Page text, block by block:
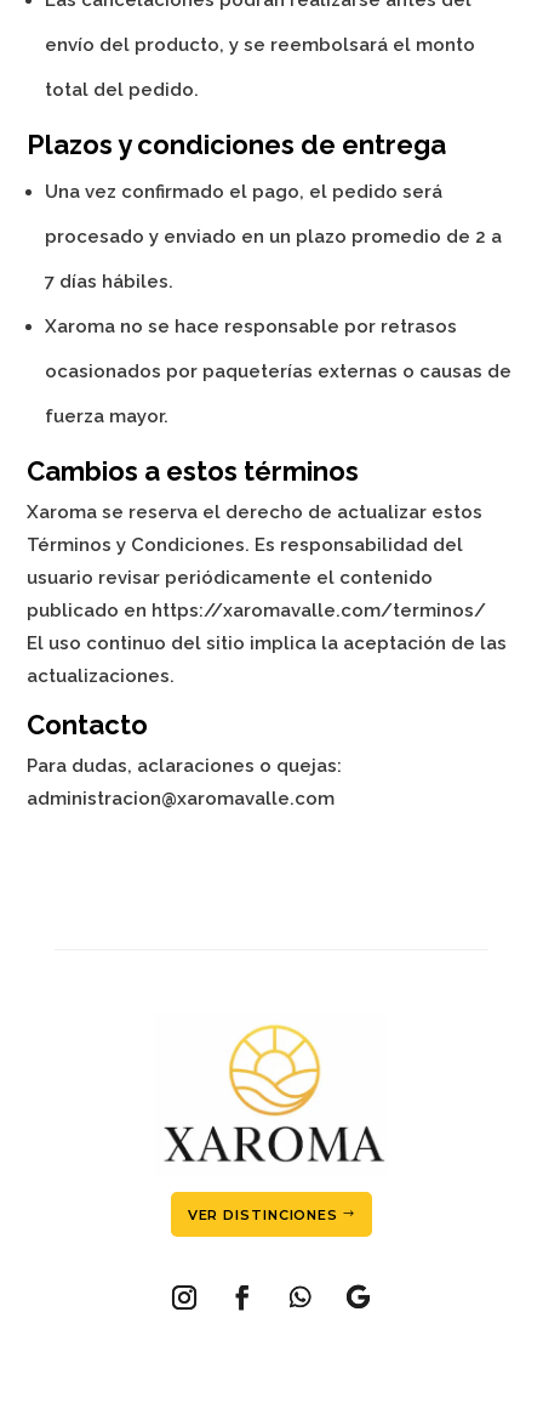
envío del producto, y se reembolsará el monto
total del pedido.
Plazos y condiciones de entrega
Una vez confirmado el pago, el pedido será
procesado y enviado en un plazo promedio de 2 a
7 días hábiles.
Xaroma no se hace responsable por retrasos
ocasionados por paqueterías externas o causas de
fuerza mayor.
Cambios a estos términos
Xaroma se reserva el derecho de actualizar estos
Términos y Condiciones. Es responsabilidad del
usuario revisar periódicamente el contenido
publicado en https://xaromavalle.com/terminos/
El uso continuo del sitio implica la aceptación de las
actualizaciones.
Contacto
Para dudas, aclaraciones o quejas:
administracion@xaromavalle.com
VER DISTINCIONES